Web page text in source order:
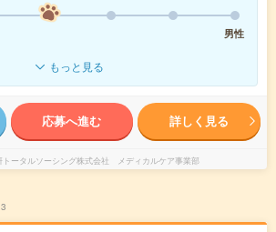
男性
もっと見る
応募へ進む 詳しく見る
トータルソーシング株式会社 メディカルケア事業部